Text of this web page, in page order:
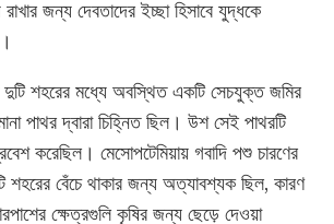
জন্য দেবতাদের ইচ্ছা হিসাবে যুদ্ধকে
দুটি শহরের মধ্যে অবস্থিত একটি সেচযুক্ত জমির
পাথর দ্বারা চিহ্নিত ছিল। উশ সেই পাথরটি
করেছিল। মেসোপটেমিয়ায় গবাদি পশু চারণের
বেঁচে থাকার জন্য অত্যাবশ্যক ছিল, কারণ
ক্ষেত্রগুলি কৃষির জন্য ছেড়ে দেওয়া